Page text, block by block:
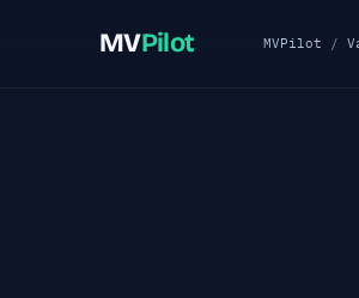
MVPilot MVPilot /